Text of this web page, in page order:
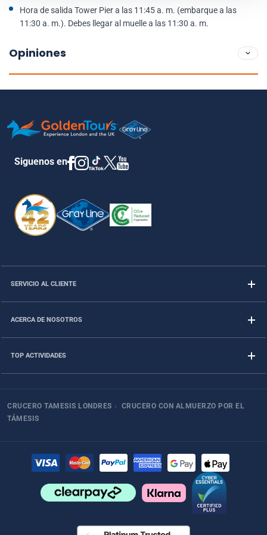
Hora de salida Tower Pier a las 11:45 a. m. (embarque a las
11:30 a. m.). Debes llegar al muelle a las 11:30 a. m.
Opiniones
Siguenos en
SERVICIO AL CLIENTE
ACERCA DE NOSOTROS
TOP ACTIVIDADES
CRUCERO TAMESIS LONDRES ›
CRUCERO CON ALMUERZO POR EL
TÁMESIS